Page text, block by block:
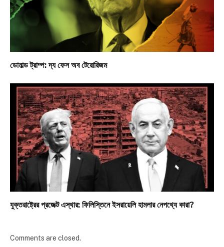
ডোনাল্ড ট্রাম্প: দ্য ফেস অব টেরোরিজম
যুক্তরাষ্ট্রের প্রজেক্ট এস্থার: ফিলিস্তিনে ইসরায়েলি হামলার নেপথ্যে কারা?
Comments are closed.